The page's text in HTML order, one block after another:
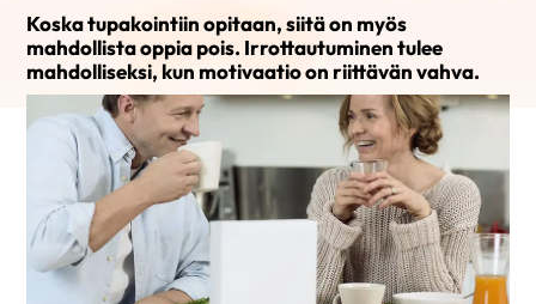
Koska tupakointiin opitaan, siitä on myös
mahdollista oppia pois. Irrottautuminen tulee
mahdolliseksi, kun motivaatio on riittävän vahva.